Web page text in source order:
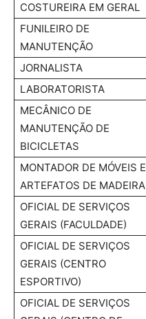
COSTUREIRA EM GERAL
FUNILEIRO DE
MANUTENÇÃO
JORNALISTA
LABORATORISTA
MECÂNICO DE
MANUTENÇÃO DE
BICICLETAS
MONTADOR DE MÓVEIS E
ARTEFATOS DE MADEIRA
OFICIAL DE SERVIÇOS
GERAIS (FACULDADE)
OFICIAL DE SERVIÇOS
GERAIS (CENTRO
ESPORTIVO)
OFICIAL DE SERVIÇOS